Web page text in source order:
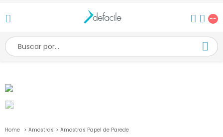
--
Amostras Amostras Papel de Parede